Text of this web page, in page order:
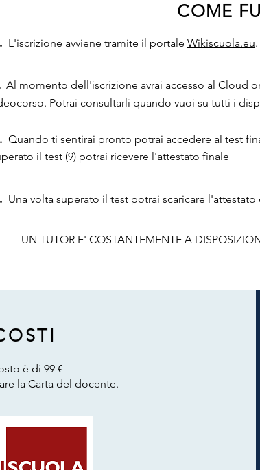
COME
. L'iscrizione avviene tramite il portale Wikiscuola.eu.
. Al momento dell'iscrizione avrai accesso al Cloud
Potrai consultarli quando vuoi su tutti i
Quando ti sentirai pronto potrai accedere al test
il test (9) potrai ricevere l'attestato finale
Una volta superato il test potrai scaricare
UN TUTOR E' COSTANTEMENTE A
è di 99 €
la Carta del docente.